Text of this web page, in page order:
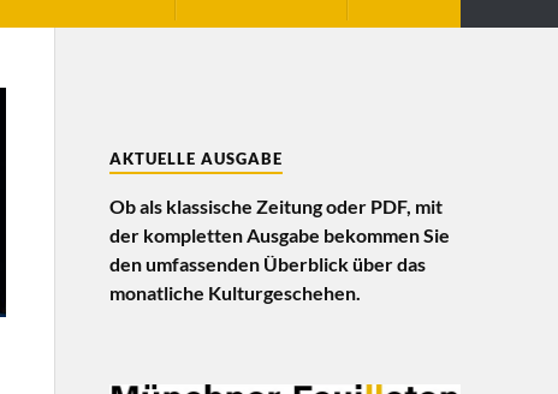
AKTUELLE AUSGABE
Ob als klassische Zeitung oder PDF, mit
der kompletten Ausgabe bekommen Sie
den umfassenden Überblick über das
monatliche Kulturgeschehen.